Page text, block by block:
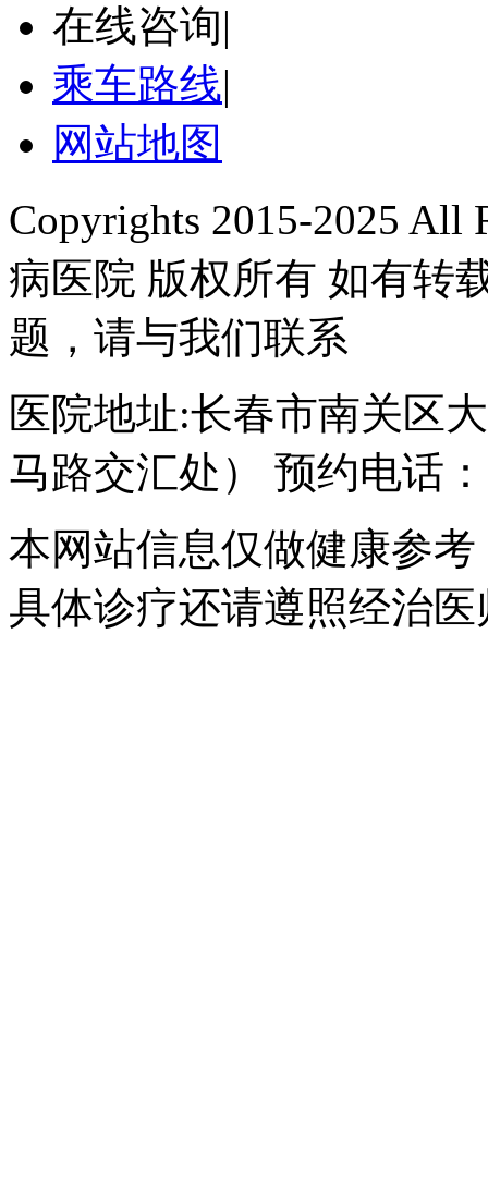
在线咨询|
乘车路线|
网站地图
Copyrights 2015-2025 All
病医院 版权所有 如有转
题，请与我们联系
医院地址:长春市南关区
马路交汇处） 预约电话
本网站信息仅做健康参
具体诊疗还请遵照经治医